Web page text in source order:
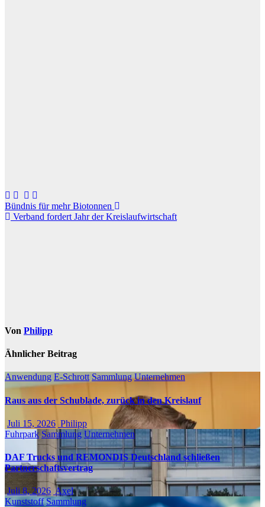
Beitragsnavigation
Bündnis für mehr Biotonnen
Verband fordert Jahr der Kreislaufwirtschaft
Von Philipp
Ähnlicher Beitrag
Anwendung E-Schrott Sammlung Unternehmen
Raus aus der Schublade, zurück in den Kreislauf
Juli 15, 2026 Philipp
Fuhrpark Sammlung Unternehmen
DAF Trucks und REMONDIS Deutschland schließen
Partnerschaftsvertrag
Juli 8, 2026 Axel
Kunststoff Sammlung